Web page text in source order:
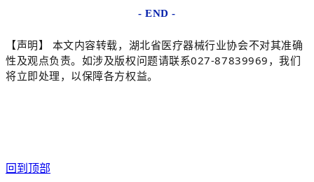
- END -
【声明】
本文内容转载，湖北省医疗器械行业协会不对其准确
性及观点负责。如涉及版权问题请联系027-87839969 ，我们
将立即处理，以保障各方权益。
回到顶部